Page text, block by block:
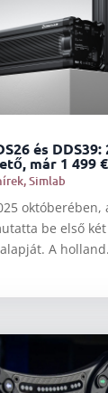
és DDS39:
már 1 499
,Simlab
októberében,
be első
A